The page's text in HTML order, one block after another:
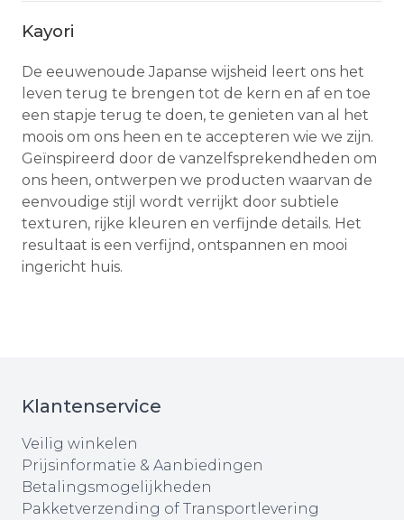
Kayori
De eeuwenoude Japanse wijsheid leert ons het
leven terug te brengen tot de kern en af en toe
een stapje terug te doen, te genieten van al het
moois om ons heen en te accepteren wie we zijn.
Geïnspireerd door de vanzelfsprekendheden om
ons heen, ontwerpen we producten waarvan de
eenvoudige stijl wordt verrijkt door subtiele
texturen, rijke kleuren en verfijnde details. Het
resultaat is een verfijnd, ontspannen en mooi
ingericht huis.
Klantenservice
Veilig winkelen
Prijsinformatie & Aanbiedingen
Betalingsmogelijkheden
Pakketverzending of Transportlevering